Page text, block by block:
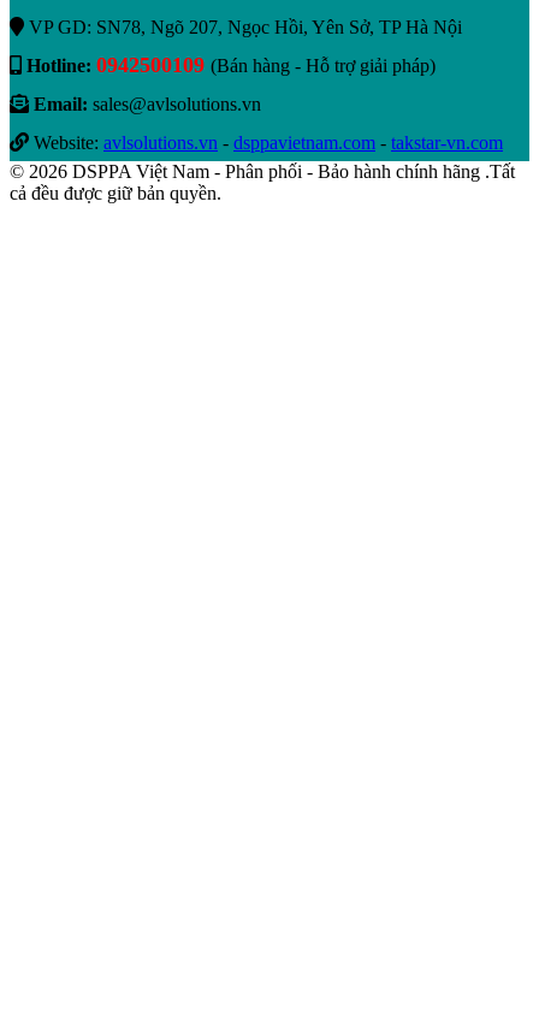
VP GD: SN78, Ngõ 207, Ngọc Hồi, Yên Sở, TP Hà Nội
Hotline: 0942500109 (Bán hàng - Hỗ trợ giải pháp)
Email: sales@avlsolutions.vn
Website: avlsolutions.vn - dsppavietnam.com - takstar-vn.com
© 2026 DSPPA Việt Nam - Phân phối - Bảo hành chính hãng .Tất
cả đều được giữ bản quyền.